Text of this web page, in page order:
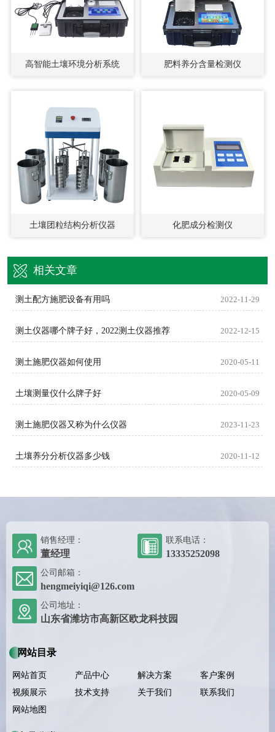
高智能土壤环境分析系统 肥料养分含量检测仪
土壤团粒结构分析仪器 化肥成分检测仪
相关文章
测土配方施肥设备有用吗 2022-11-29
测土仪器哪个牌子好，2022测土仪器推荐 2022-12-15
测土施肥仪器如何使用 2020-05-11
土壤测量仪什么牌子好 2020-05-09
测土施肥仪器又称为什么仪器 2023-11-23
土壤养分分析仪器多少钱 2020-11-12
销售经理：
董经理
联系电话：
13335252098
公司邮箱：
hengmeiyiqi@126.com
公司地址：
山东省潍坊市高新区欧龙科技园
网站目录
网站首页 产品中心 解决方案
客户案例
视频展示
技术支持 关于我们
联系我们
网站地图